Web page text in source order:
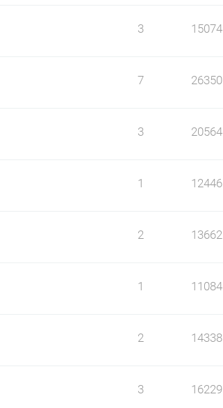
3 15074
7 26350
3 20564
1 12446
2 13662
1 11084
2 14338
3 16229